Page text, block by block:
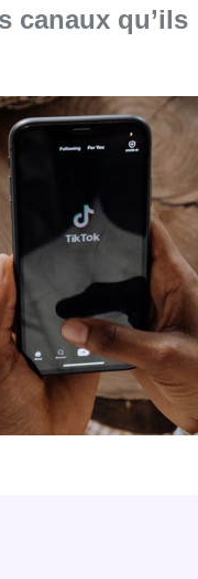
canaux qu’ils